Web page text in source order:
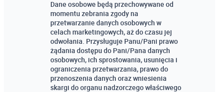
Dane osobowe będą przechowywane od
momentu zebrania zgody na
przetwarzanie danych osobowych w
celach marketingowych, aż do czasu jej
odwołania. Przysługuje Panu/Pani prawo
żądania dostępu do Pani/Pana danych
osobowych, ich sprostowania, usunięcia i
ograniczenia przetwarzania, prawo do
przenoszenia danych oraz wniesienia
skargi do organu nadzorczego właściwego